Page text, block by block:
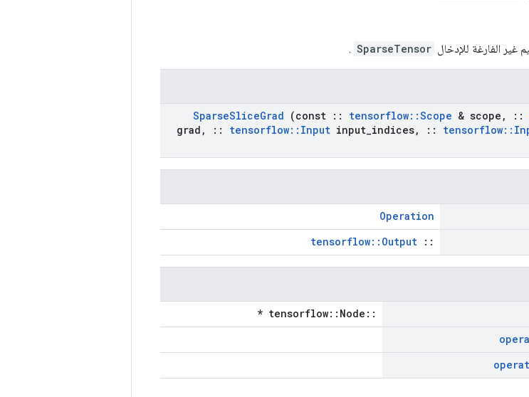
SparseTensor
.
SparseSliceGrad (const :: tensorflow::Scope & scope , ::
grad , :: tensorflow:: Input input indices, :: tensorflow::
Operation
::
tensorflow::Output
::tensorflow::Node *